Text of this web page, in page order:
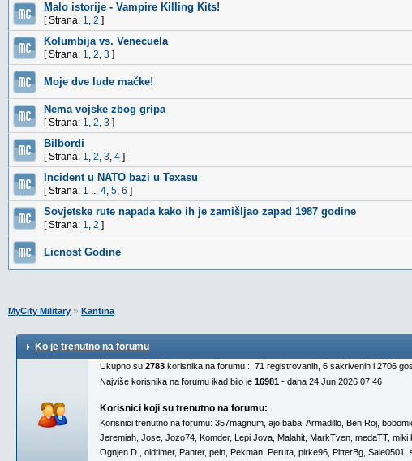
Malo istorije - Vampire Killing Kits!
[ Strana: 1, 2 ]
Kolumbija vs. Venecuela
[ Strana: 1, 2, 3 ]
Moje dve lude mačke!
Nema vojske zbog gripa
[ Strana: 1, 2, 3 ]
Bilbordi
[ Strana: 1, 2, 3, 4 ]
Incident u NATO bazi u Texasu
[ Strana: 1 ... 4, 5, 6 ]
Sovjetske rute napada kako ih je zamišljao zapad 1987 godine
[ Strana: 1, 2 ]
Licnost Godine
MyCity Military » Kantina
Ko je trenutno na forumu
Ukupno su 2783 korisnika na forumu :: 71 registrovanih, 6 sakrivenih i 2706
Najviše korisnika na forumu ikad bilo je 16981 - dana 24 Jun 2026 07:46
Korisnici koji su trenutno na forumu:
Korisnici trenutno na forumu: 357magnum ajo baba Armadillo Ben Roj
Jeremiah Jose Jozo74 Komder, Lepi Jova Malahit MarkTven medaTT, miki
Ognjen D.
oldtimer, Panter, pein Pekman Peruta pirke96 PitterBg Sale0501